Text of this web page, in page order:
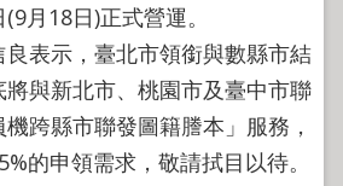
月18日)正式營運。
表示，臺北市領銜與數縣市結
與新北市、桃園市及臺中市聯
跨縣市聯發圖籍謄本」服務，
的申領需求，敬請拭目以待。